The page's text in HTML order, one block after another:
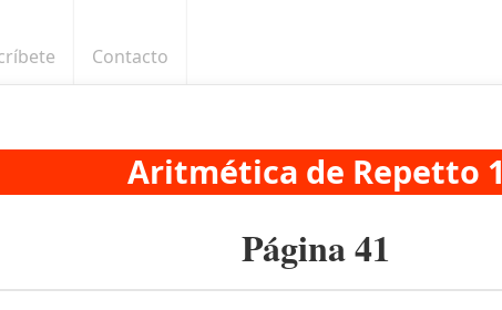
Contacto
Aritmética de Repetto 1
Página 41